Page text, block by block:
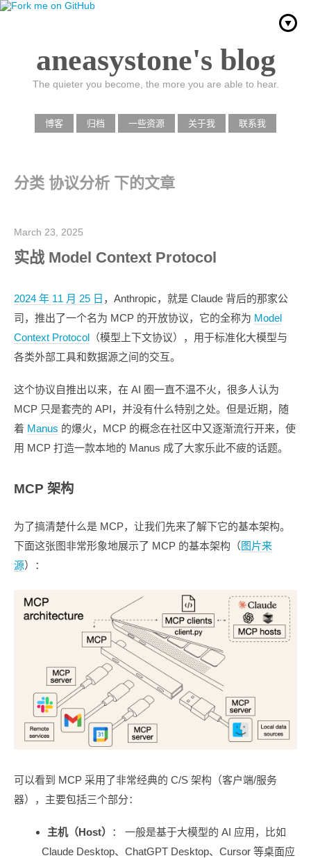
aneasystone's blog
The quieter you become, the more you are able to hear.
博客 归档 一些资源 关于我 联系我
分类 协议分析 下的文章
March 23, 2025
实战 Model Context Protocol
2024 年 11 月 25 日 ，Anthropic，就是 Claude 背后的那家公
司，推出了一个名为 MCP 的开放协议，它的全称为 Model
Context Protocol （模型上下文协议），用于标准化大模型与
各类外部工具和数据源之间的交互。
这个协议自推出以来，在 AI 圈一直不温不火，很多人认为
MCP 只是套壳的 API，并没有什么特别之处。但是近期，随
着 Manus 的爆火，MCP 的概念在社区中又逐渐流行开来，使
用 MCP 打造一款本地的 Manus 成了大家乐此不疲的话题。
MCP 架构
为了搞清楚什么是 MCP，让我们先来了解下它的基本架构。
下面这张图非常形象地展示了 MCP 的基本架构（图片来
源）：
可以看到 MCP 采用了非常经典的 C/S 架构（客户端/服务
器），主要包括三个部分：
主机（Host）
： 一般是基于大模型的 AI 应用，比如
Claude Desktop、ChatGPT Desktop、Cursor 等桌面应